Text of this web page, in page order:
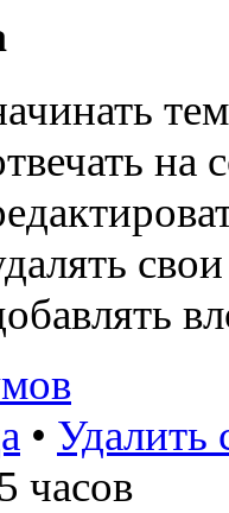
на
• Удалить
часов